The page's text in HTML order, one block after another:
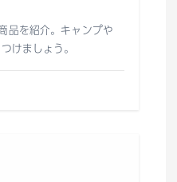
品を紹介。キャンプや
けましょう。